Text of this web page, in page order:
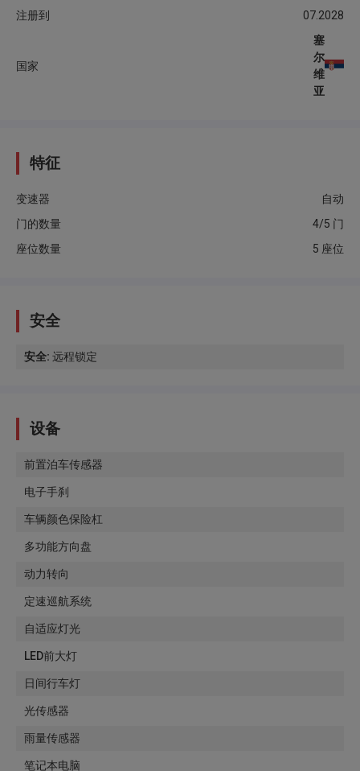
注册到
07.2028
国家
塞
尔
维
亚
特征
变速器
自动
门的数量
4/5 门
座位数量
5 座位
安全
安全: 远程锁定
设备
前置泊车传感器
电子手刹
车辆颜色保险杠
多功能方向盘
动力转向
定速巡航系统
自适应灯光
LED前大灯
日间行车灯
光传感器
雨量传感器
笔记本电脑